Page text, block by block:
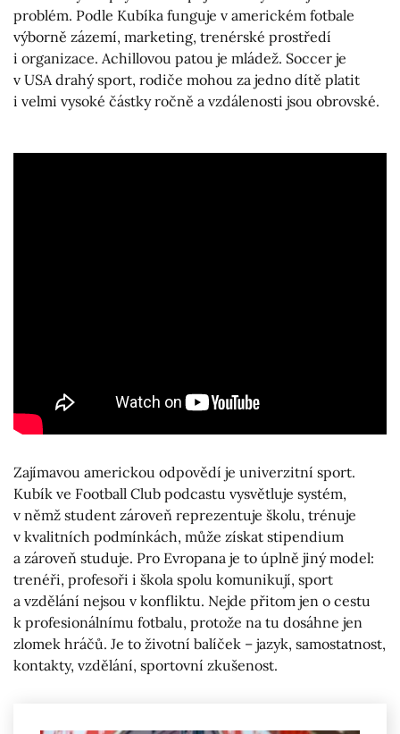
problém. Podle Kubíka funguje v americkém fotbale
výborně zázemí, marketing, trenérské prostředí
i organizace. Achillovou patou je mládež. Soccer je
v USA drahý sport, rodiče mohou za jedno dítě platit
i velmi vysoké částky ročně a vzdálenosti jsou obrovské.
Zajímavou americkou odpovědí je univerzitní sport.
Kubík ve Football Club podcastu vysvětluje systém,
v němž student zároveň reprezentuje školu, trénuje
v kvalitních podmínkách, může získat stipendium
a zároveň studuje. Pro Evropana je to úplně jiný model:
trenéři, profesoři i škola spolu komunikují, sport
a vzdělání nejsou v konfliktu. Nejde přitom jen o cestu
k profesionálnímu fotbalu, protože na tu dosáhne jen
zlomek hráčů. Je to životní balíček – jazyk, samostatnost,
kontakty, vzdělání, sportovní zkušenost.